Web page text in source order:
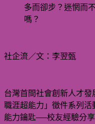
多而卻步？迷惘而
嗎？
社企流／文：李翌甄
台灣首間社會創新人才發
職涯超能力」徵件系列活
能力鑰匙──校友經驗分